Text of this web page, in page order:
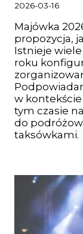
2026-03-16
Majówka
propozycja,
Istnieje wiele
roku
w
tym czasie
do
taksówkami.